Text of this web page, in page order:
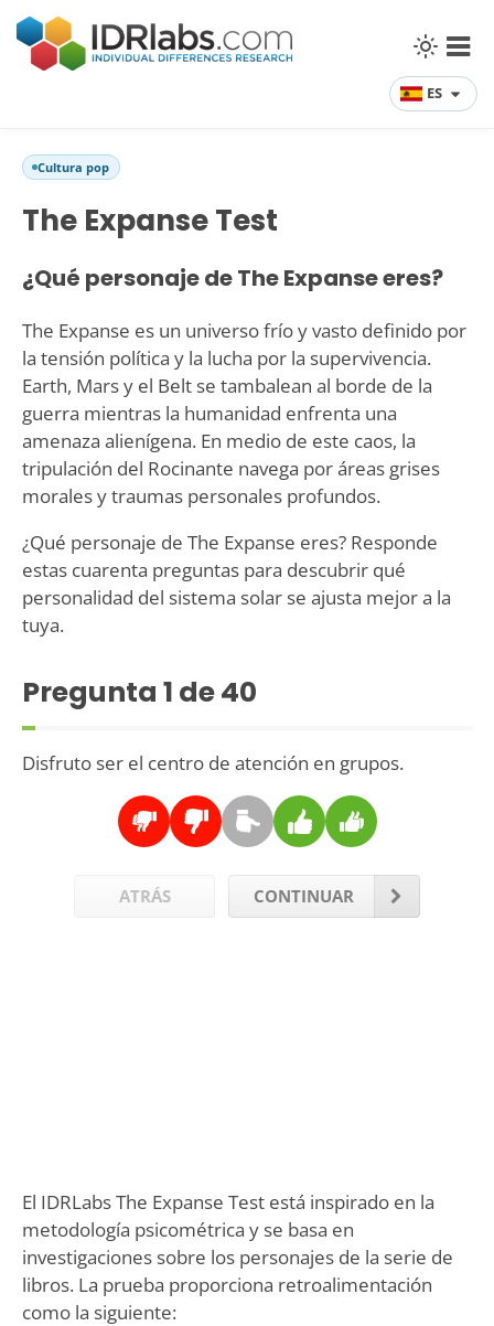
ES
Cultura pop
The Expanse Test
¿Qué personaje de The Expanse eres?
The Expanse es un universo frío y vasto definido por
la tensión política y la lucha por la supervivencia.
Earth, Mars y el Belt se tambalean al borde de la
guerra mientras la humanidad enfrenta una
amenaza alienígena. En medio de este caos, la
tripulación del Rocinante navega por áreas grises
morales y traumas personales profundos.
¿Qué personaje de The Expanse eres? Responde
estas cuarenta preguntas para descubrir qué
personalidad del sistema solar se ajusta mejor a la
tuya.
Pregunta 1 de 40
Disfruto ser el centro de atención en grupos.
ATRÁS CONTINUAR
El IDRLabs The Expanse Test está inspirado en la
metodología psicométrica y se basa en
investigaciones sobre los personajes de la serie de
libros. La prueba proporciona retroalimentación
como la siguiente: